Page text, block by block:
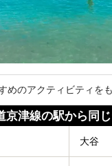
めのアクティビティを
京津線の駅から同
大谷